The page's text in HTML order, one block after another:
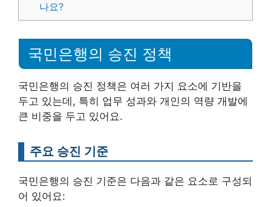
나요?
국민은행의 승진 정책
국민은행의 승진 정책은 여러 가지 요소에 기반을
두고 있는데, 특히 업무 성과와 개인의 역량 개발에
큰 비중을 두고 있어요.
주요 승진 기준
국민은행의 승진 기준은 다음과 같은 요소로 구성되
어 있어요: